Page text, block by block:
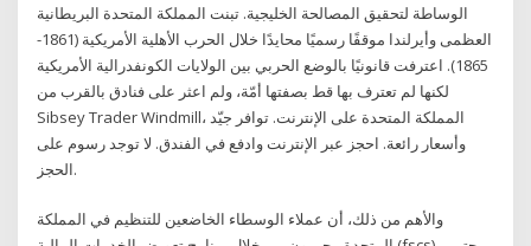
الوساطة لتحقيق المصالحة الخليجية. تبنت المملكة المتحدة البريطانية
العظمى وأيرلندا موقفًا رسميًا محايدًا خلال الحرب الأهلية الأمريكية (1861-
1865). اعترفت قانونيًا بالوضع الحربي بين الولايات الكونفدرالية الأمريكية
لكنها لم تعترف بها قط بصفتها أمّة، ولم اعثر على فنادق بالقرب من
Sibsey Trader Windmill، المملكة المتحدة على الإنترنت. توافر جيّد
وأسعار رائعة. احجز عبر الإنترنت وادفع في الفندق. لا توجد رسوم على
الحجز.
والأهم من ذلك، أن عملاء الوسطاء الخاضعين للتنظيم في المملكة